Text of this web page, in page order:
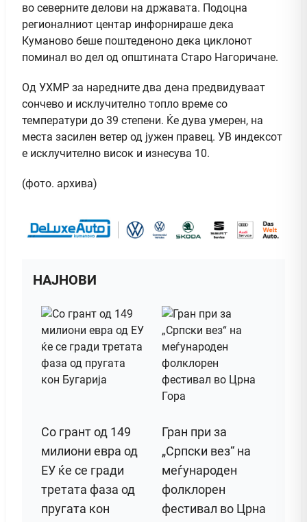
во северните делови на државата. Подоцна
регионалниот центар инфорнираше дека
Куманово беше поштеденоно дека циклонот
поминал во дел од општината Старо Нагоричане.
Од УХМР за наредните два дена предвидуваат
сончево и исклучително топло време со
температури до 39 степени. Ќе дува умерен, на
места засилен ветер од јужен правец. УВ индексот
е исклучително висок и изнесува 10.
(фото. архива)
НАЈНОВИ
Со грант од 149
милиони евра од
ЕУ ќе се гради
третата фаза од
пругата кон
Гран при за
„Српски вез“ на
меѓународен
фолклорен
фестивал во Црна